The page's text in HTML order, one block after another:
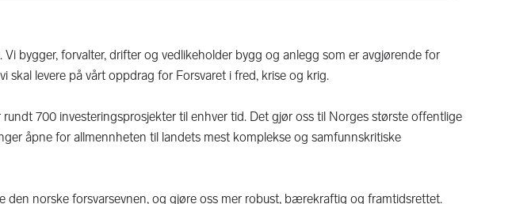
bygger, forvalter, drifter og vedlikeholder bygg og anlegg som er avgjørende for
skal levere på vårt oppdrag for Forsvaret i fred, krise og krig.
700 investeringsprosjekter til enhver tid. Det gjør oss til Norges største offentlige
åpne for allmennheten til landets mest komplekse og samfunnskritiske
den norske forsvarsevnen, og gjøre oss mer robust, bærekraftig og framtidsrettet.